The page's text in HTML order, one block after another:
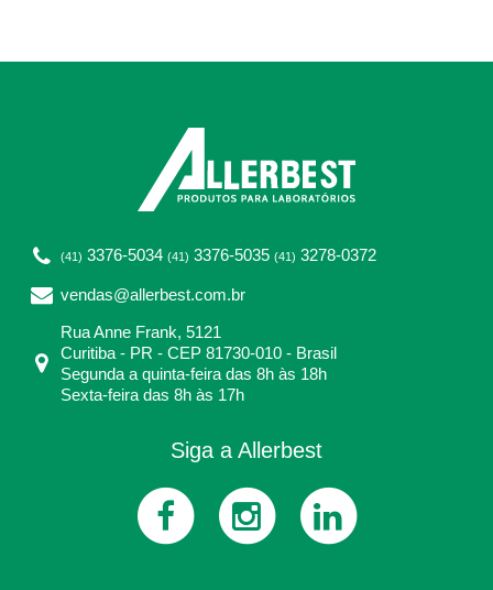
(41) 3376-5034 (41) 3376-5035 (41) 3278-0372
vendas@allerbest.com.br
Rua Anne Frank, 5121
Curitiba - PR - CEP 81730-010 - Brasil
Segunda a quinta-feira das 8h às 18h
Sexta-feira das 8h às 17h
Siga a Allerbest